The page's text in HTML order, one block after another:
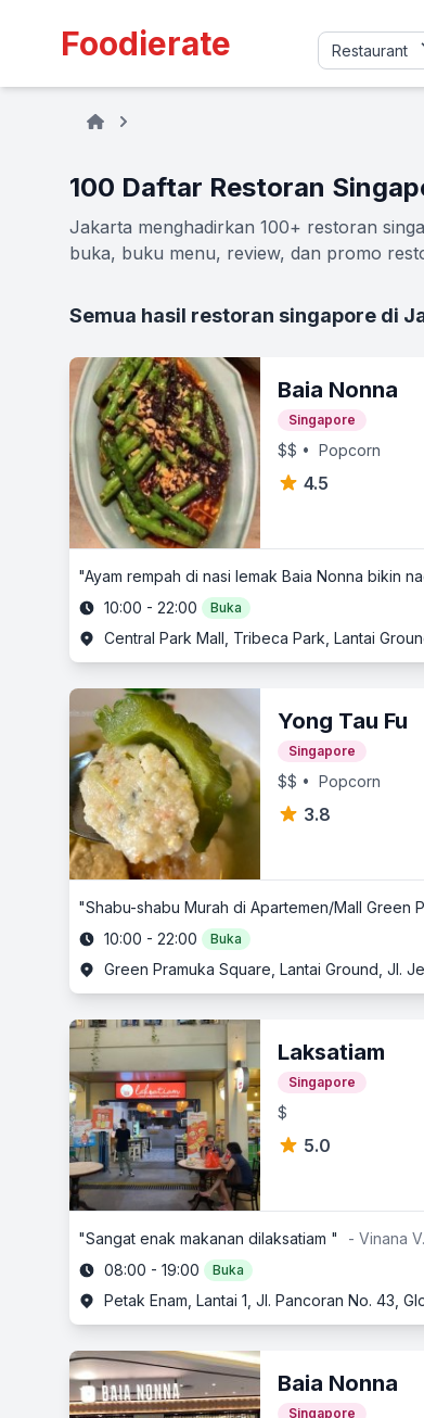
Foodierate
100 Daftar Restoran
Jakarta menghadirkan 100+ restoran
buka, buku menu, review, dan promo
Semua hasil restoran singapore di
Baia Nonna
Singapore
$$ • Popcorn
4.5
"Ayam rempah di nasi lemak Baia Nonna bikin
10:00 - 22:00
Buka
Central Park Mall, Tribeca Park, Lantai
Yong Tau Fu
Singapore
$$ • Popcorn
3.8
"Shabu-shabu Murah di Apartemen/Mall Green
10:00 - 22:00
Buka
Green Pramuka Square, Lantai Ground, Jl.
Laksatiam
Singapore
$
5.0
"Sangat enak makanan dilaksatiam "
- Vinana V.
08:00 - 19:00
Buka
Petak Enam, Lantai 1, Jl. Pancoran No. 43,
Baia Nonna
Singapore